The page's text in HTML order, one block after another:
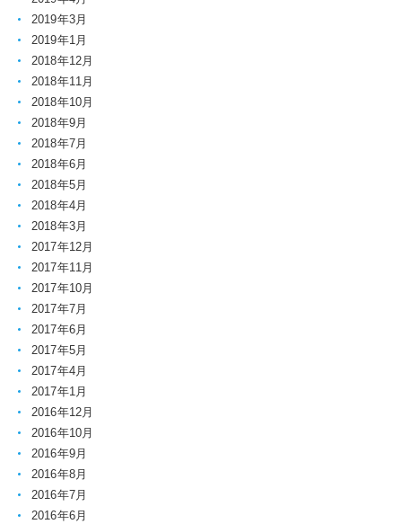
2019年3月
2019年1月
2018年12月
2018年11月
2018年10月
2018年9月
2018年7月
2018年6月
2018年5月
2018年4月
2018年3月
2017年12月
2017年11月
2017年10月
2017年7月
2017年6月
2017年5月
2017年4月
2017年1月
2016年12月
2016年10月
2016年9月
2016年8月
2016年7月
2016年6月